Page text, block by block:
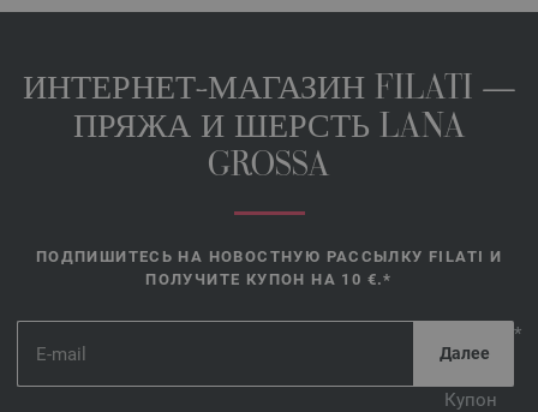
ИНТЕРНЕТ-МАГАЗИН FILATI —
ПРЯЖА И ШЕРСТЬ LANA
GROSSA
ПОДПИШИТЕСЬ НА НОВОСТНУЮ РАССЫЛКУ FILATI И
ПОЛУЧИТЕ КУПОН НА 10 €.*
*
Купон